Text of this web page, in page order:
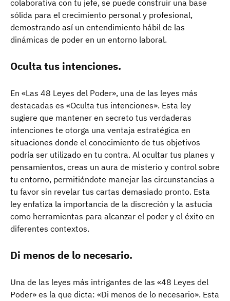
colaborativa con tu jefe, se puede construir una base
sólida para el crecimiento personal y profesional,
demostrando así un entendimiento hábil de las
dinámicas de poder en un entorno laboral.
Oculta tus intenciones.
En «Las 48 Leyes del Poder», una de las leyes más
destacadas es «Oculta tus intenciones». Esta ley
sugiere que mantener en secreto tus verdaderas
intenciones te otorga una ventaja estratégica en
situaciones donde el conocimiento de tus objetivos
podría ser utilizado en tu contra. Al ocultar tus planes y
pensamientos, creas un aura de misterio y control sobre
tu entorno, permitiéndote manejar las circunstancias a
tu favor sin revelar tus cartas demasiado pronto. Esta
ley enfatiza la importancia de la discreción y la astucia
como herramientas para alcanzar el poder y el éxito en
diferentes contextos.
Di menos de lo necesario.
Una de las leyes más intrigantes de las «48 Leyes del
Poder» es la que dicta: «Di menos de lo necesario». Esta